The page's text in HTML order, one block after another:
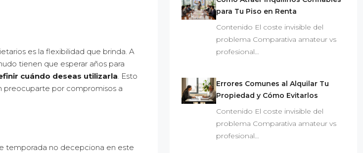
es la flexibilidad que brinda. A
tienen que esperar años para
cuándo deseas utilizarla. Esto
preocuparte por compromisos a
temporada no decepciona en este
para Tu Piso en Renta
Contenido El coste invisible del
problema Comparativa amateur vs
profesional…
Errores Comunes al Alquilar Tu
Propiedad y Cómo Evitarlos
Contenido El coste invisible del
problema Comparativa amateur vs
profesional…